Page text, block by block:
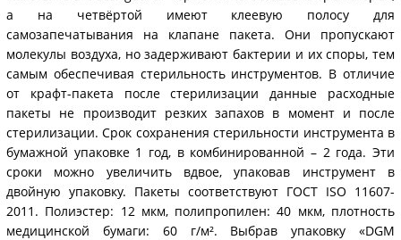
а на четвёртой имеют клеевую полосу для
самозапечатывания на клапане пакета. Они пропускают
молекулы воздуха, но задерживают бактерии и их споры, тем
самым обеспечивая стерильность инструментов. В отличие
от крафт-пакета после стерилизации данные расходные
пакеты не производит резких запахов в момент и после
стерилизации. Срок сохранения стерильности инструмента в
бумажной упаковке 1 год, в комбинированной – 2 года. Эти
сроки можно увеличить вдвое, упаковав инструмент в
двойную упаковку. Пакеты соответствуют ГОСТ ISO 11607-
2011. Полиэстер: 12 мкм, полипропилен: 40 мкм, плотность
медицинской бумаги: 60 г/м². Выбрав упаковку «DGM